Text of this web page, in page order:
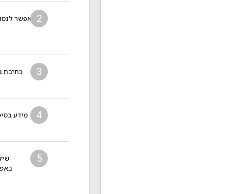
2 אפשר
3
כתיבת
4 מידע
5